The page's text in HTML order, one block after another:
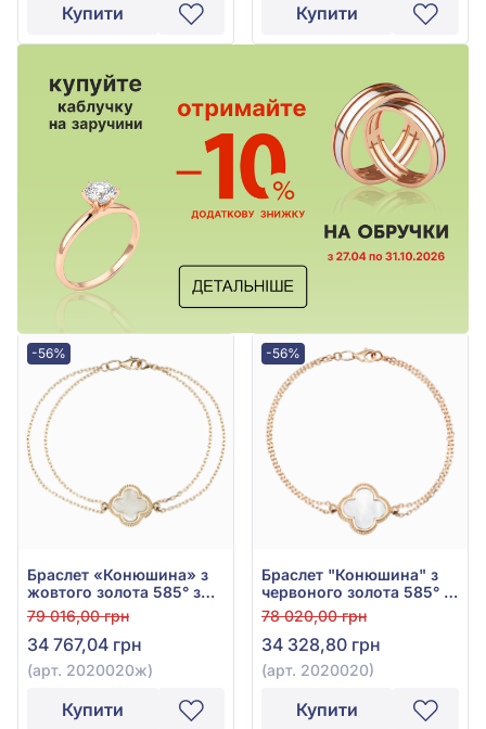
Купити Купити
-56%
Браслет «Конюшина» з
жовтого золота 585° з
перламутром, арт.
2020020ж
79 016,00 грн
34 767,04 грн
(арт. 2020020ж)
Купити
-56%
Браслет "Конюшина" з
червоного золота 585° з
перламутром, арт.
2020020
78 020,00 грн
34 328,80 грн
(арт. 2020020)
Купити